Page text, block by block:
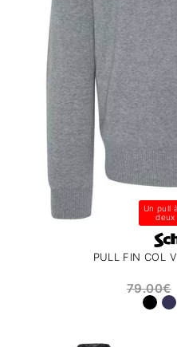
Un pull
deux
PULL FIN COL
79.00€